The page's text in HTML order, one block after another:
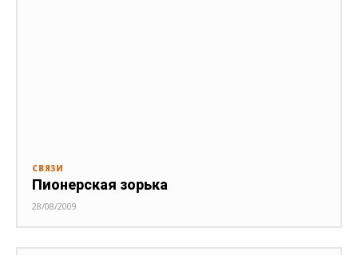
СВЯЗИ
Пионерская зорька
28/08/2009